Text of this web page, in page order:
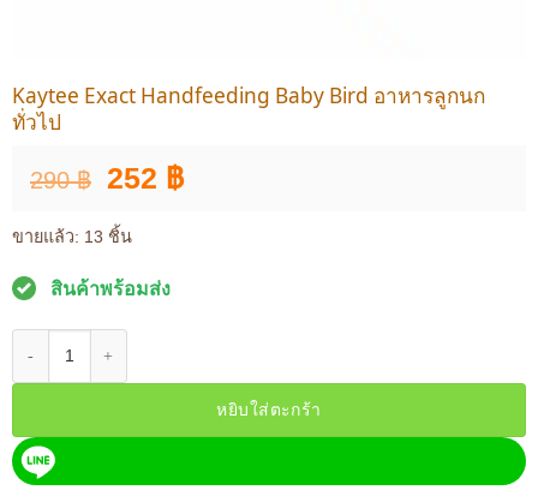
Kaytee Exact Handfeeding Baby Bird อาหารลูกนก
ทั่วไป
290฿
Original
was:
252 ฿Current
ขายแล้ว: 13 ชิ้น
สินค้าพร้อมส่ง
หยิบใส่ตะกร้า